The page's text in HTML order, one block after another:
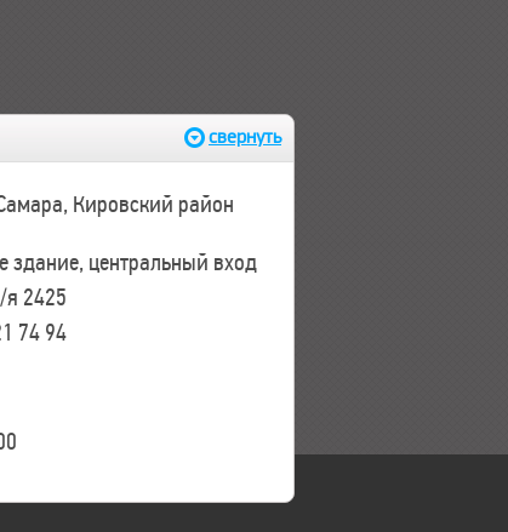
свернуть
Кировский район
здание, центральный вход
2425
74 94